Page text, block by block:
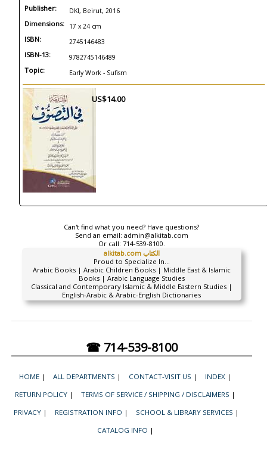
Publisher: DKI, Beirut, 2016
Dimensions: 17 x 24 cm
ISBN: 2745146483
ISBN-13: 9782745146489
Topic: Early Work - Sufism
US$14.00
Can't find what you need? Have questions?
Send an email: admin@alkitab.com
Or call: 714-539-8100.
alkitab.com الكتاب
Proud to Specialize In...
Arabic Books | Arabic Children Books | Middle East & Islamic
Books | Arabic Language Studies
Classical and Contemporary Islamic & Middle Eastern Studies |
English-Arabic & Arabic-English Dictionaries
☎ 714-539-8100
HOME | ALL DEPARTMENTS | CONTACT-VISIT US | INDEX |
RETURN POLICY | TERMS OF SERVICE / SHIPPING / DISCLAIMERS |
PRIVACY | REGISTRATION INFO | SCHOOL & LIBRARY SERVICES |
CATALOG INFO |